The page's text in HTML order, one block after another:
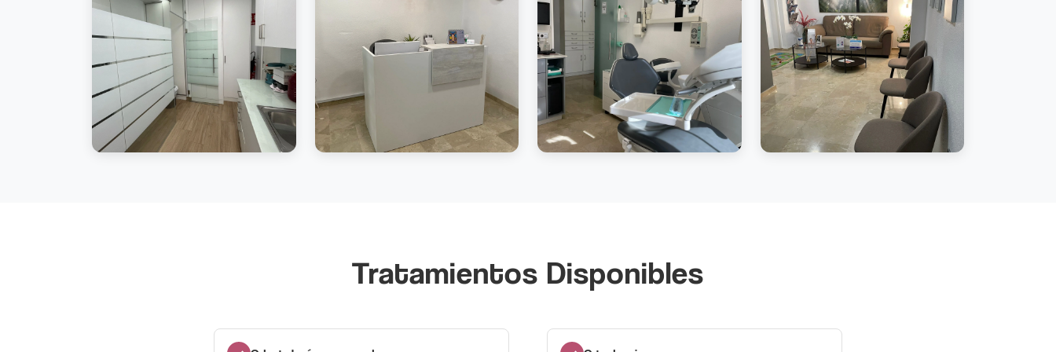
Tratamientos Disponibles